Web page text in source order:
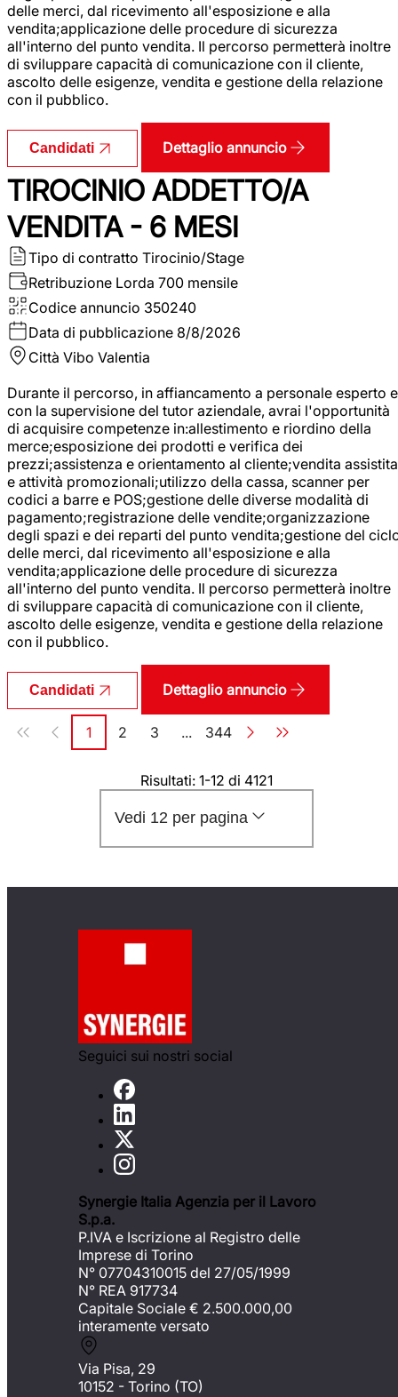
delle merci, dal ricevimento all'esposizione e alla
vendita;applicazione delle procedure di sicurezza
all'interno del punto vendita. Il percorso permetterà inoltre
di sviluppare capacità di comunicazione con il cliente,
ascolto delle esigenze, vendita e gestione della relazione
con il pubblico.
Candidati Dettaglio annuncio
TIROCINIO ADDETTO/A
VENDITA - 6 MESI
Tipo di contratto Tirocinio/Stage
Retribuzione Lorda 700 mensile
Codice annuncio 350240
Data di pubblicazione 8/8/2026
Città Vibo Valentia
Durante il percorso, in affiancamento a personale esperto e
con la supervisione del tutor aziendale, avrai l'opportunità
di acquisire competenze in:allestimento e riordino della
merce;esposizione dei prodotti e verifica dei
prezzi;assistenza e orientamento al cliente;vendita assistita
e attività promozionali;utilizzo della cassa, scanner per
codici a barre e POS;gestione delle diverse modalità di
pagamento;registrazione delle vendite;organizzazione
degli spazi e dei reparti del punto vendita;gestione del
delle merci, dal ricevimento all'esposizione e alla
vendita;applicazione delle procedure di sicurezza
all'interno del punto vendita. Il percorso permetterà inoltre
di sviluppare capacità di comunicazione con il cliente,
ascolto delle esigenze, vendita e gestione della relazione
con il pubblico.
Candidati Dettaglio annuncio
Paginazione
Pagina
1 Pagina
2 Pagina
3 ... Pagina
344
Risultati: 1-12 di 4121
Vedi 12 per pagina
Seguici sui nostri social
Synergie Italia Agenzia per il Lavoro
S.p.a.
P.IVA e Iscrizione al Registro delle
Imprese di Torino
N° 07704310015 del 27/05/1999
N° REA 917734
Capitale Sociale € 2.500.000,00
interamente versato
Via Pisa, 29
10152 - Torino (TO)